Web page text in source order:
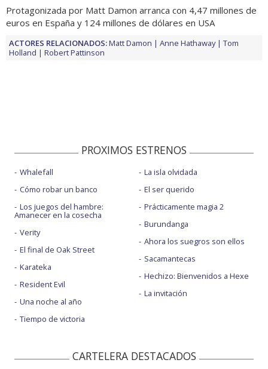
Protagonizada por Matt Damon arranca con 4,47 millones de
euros en España y 124 millones de dólares en USA
ACTORES RELACIONADOS:Matt Damon Anne Hathaway
Tom
Holland
Robert Pattinson
PROXIMOS ESTRENOS
Whalefall
Cómo robar un banco
Los juegos del hambre:
Amanecer en la cosecha
Verity
El final de Oak Street
Karateka
Resident Evil
Una noche al año
Tiempo de victoria
La isla olvidada
El ser querido
Prácticamente magia 2
Burundanga
Ahora los suegros son ellos
Sacamantecas
Hechizo: Bienvenidos a Hexe
La invitación
CARTELERA DESTACADOS